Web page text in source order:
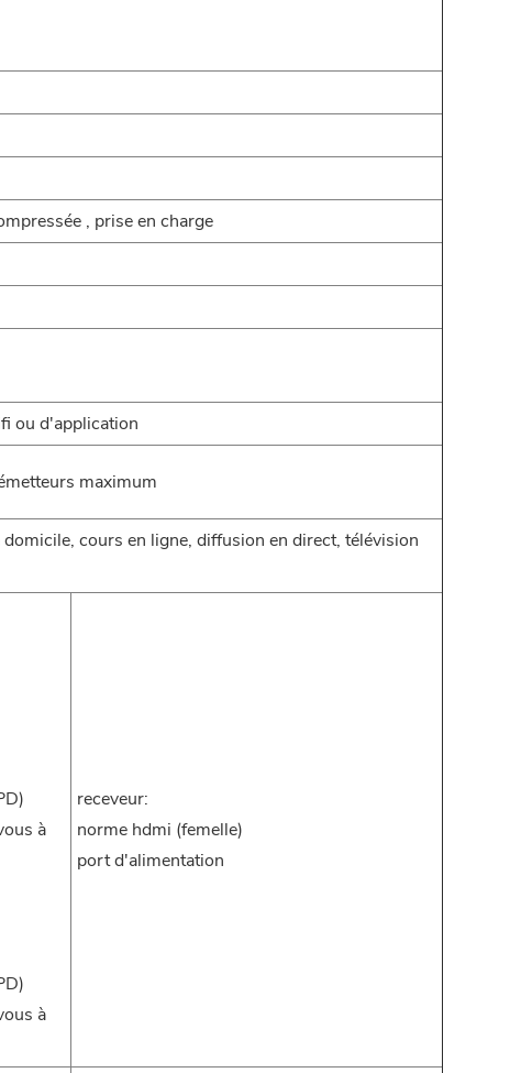
, prise en charge
ou d'application
maximum
cours en ligne, diffusion en direct, télévision
à
à
receveur:
norme hdmi (femelle)
port d'alimentation